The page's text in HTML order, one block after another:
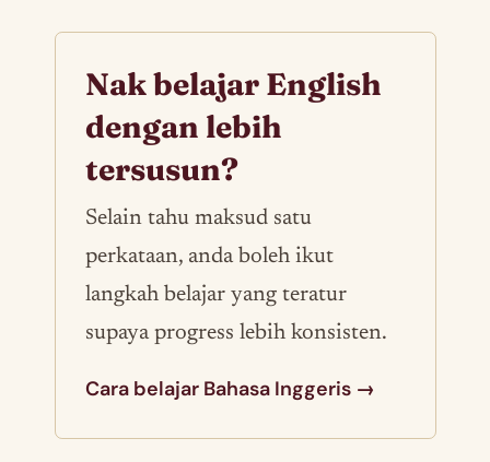
Nak belajar English
dengan lebih
tersusun?
Selain tahu maksud satu
perkataan, anda boleh ikut
langkah belajar yang teratur
supaya progress lebih konsisten.
Cara belajar Bahasa Inggeris →